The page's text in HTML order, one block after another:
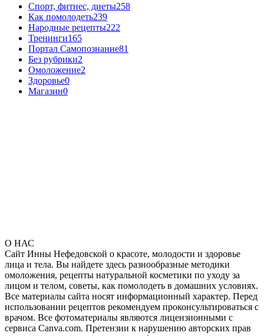
Спорт, фитнес, диеты258
Как помолодеть239
Народные рецепты222
Тренинги165
Портал Самопознание81
Без рубрики2
Омоложение2
Здоровье0
Магазин0
О НАС
Сайт Инны Нефедовской о красоте, молодости и здоровье
лица и тела. Вы найдете здесь разнообразные методики
омоложения, рецепты натуральной косметики по уходу за
лицом и телом, советы, как помолодеть в домашних условиях.
Все материалы сайта носят информационный характер. Перед
использовании рецептов рекомендуем проконсультироваться с
врачом. Все фотоматериалы являются лицензионными с
сервиса Canva.com. Претензии к нарушению авторских прав